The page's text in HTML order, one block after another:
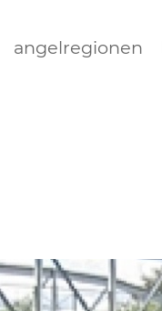
angelregionen